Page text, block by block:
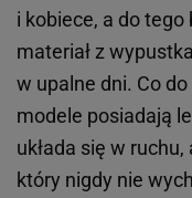
i kobiece, a do
materiał z
w upalne dni. Co do
modele posiadają
układa się w
który nigdy nie